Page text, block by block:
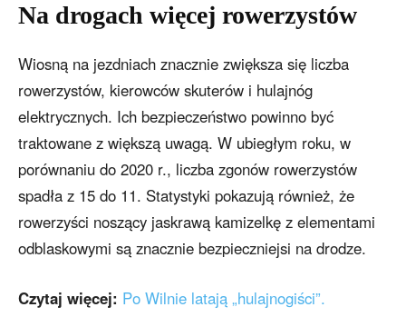
Na drogach więcej rowerzystów
Wiosną na jezdniach znacznie zwiększa się liczba
rowerzystów, kierowców skuterów i hulajnóg
elektrycznych. Ich bezpieczeństwo powinno być
traktowane z większą uwagą. W ubiegłym roku, w
porównaniu do 2020 r., liczba zgonów rowerzystów
spadła z 15 do 11. Statystyki pokazują również, że
rowerzyści noszący jaskrawą kamizelkę z elementami
odblaskowymi są znacznie bezpieczniejsi na drodze.
Czytaj więcej: Po Wilnie latają „hulajnogiści”.